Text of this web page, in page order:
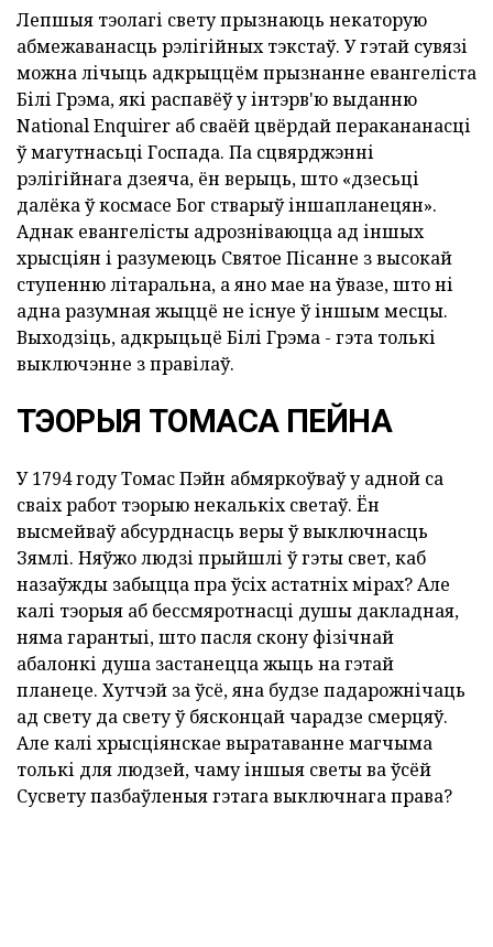
Лепшыя тэолагі свету прызнаюць некаторую
абмежаванасць рэлігійных тэкстаў. У гэтай сувязі
можна лічыць адкрыццём прызнанне евангеліста
Білі Грэма, які распавёў у інтэрв'ю выданню
National Enquirer аб сваёй цвёрдай перакананасці
ў магутнасьці Госпада. Па сцвярджэнні
рэлігійнага дзеяча, ён верыць, што «дзесьці
далёка ў космасе Бог стварыў іншапланецян».
Аднак евангелісты адрозніваюцца ад іншых
хрысціян і разумеюць Святое Пісанне з высокай
ступенню літаральна, а яно мае на ўвазе, што ні
адна разумная жыццё не існуе ў іншым месцы.
Выходзіць, адкрыцьцё Білі Грэма - гэта толькі
выключэнне з правілаў.
ТЭОРЫЯ ТОМАСА ПЕЙНА
У 1794 году Томас Пэйн абмяркоўваў у адной са
сваіх работ тэорыю некалькіх светаў. Ён
высмейваў абсурднасць веры ў выключнасць
Зямлі. Няўжо людзі прыйшлі ў гэты свет, каб
назаўжды забыцца пра ўсіх астатніх мірах? Але
калі тэорыя аб бессмяротнасці душы дакладная,
няма гарантыі, што пасля скону фізічнай
абалонкі душа застанецца жыць на гэтай
планеце. Хутчэй за ўсё, яна будзе падарожнічаць
ад свету да свету ў бясконцай чарадзе смерцяў.
Але калі хрысціянскае выратаванне магчыма
толькі для людзей, чаму іншыя светы ва ўсёй
Сусвету пазбаўленыя гэтага выключнага права?